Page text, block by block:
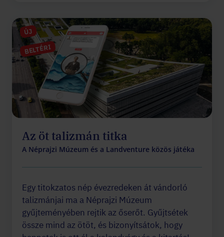
ÚJ
BELTÉRI
Az öt talizmán titka
A Néprajzi Múzeum és a Landventure közös játéka
Egy titokzatos nép évezredeken át vándorló
talizmánjai ma a Néprajzi Múzeum
gyűjteményében rejtik az őserőt. Gyűjtsétek
össze mind az ötöt, és bizonyítsátok, hogy